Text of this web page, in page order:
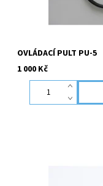
OVLÁDACÍ PULT PU-5
1 000 Kč
Kabel nahrazuje